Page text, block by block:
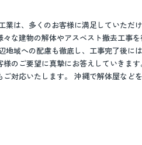
は、多くのお客様に満足していただけ
な建物の解体やアスベスト撤去工事
域への配慮も徹底し、工事完了後に
のご要望に真摯にお答えしていきま
対応いたします。 沖縄で解体屋など